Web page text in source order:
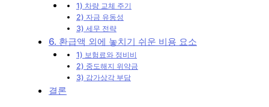
1) 차량 교체 주기
2) 자금 유동성
3) 세무 전략
6. 환급액 외에 놓치기 쉬운 비용 요소
1) 보험료와 정비비
2) 중도해지 위약금
3) 감가상각 부담
결론